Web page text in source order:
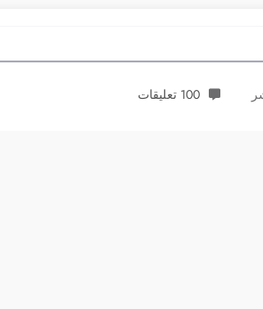
100 تعليقات